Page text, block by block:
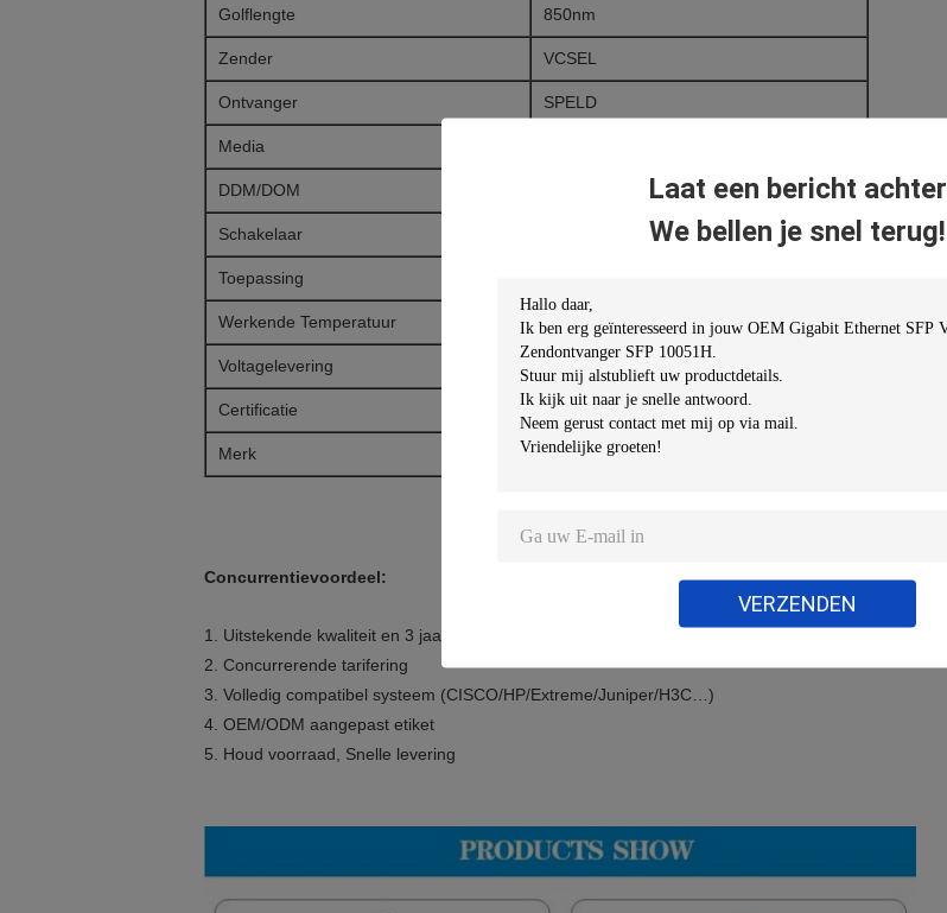
Laat een bericht achter
We bellen je snel terug!
VERZENDEN
Golflengte 850nm
Zender VCSEL
Ontvanger SPELD
Media
DDM/DOM
Schakelaar
Toepassing
Werkende Temperatuur -40℃~ +85℃
Voltagelevering 3.3V
Certificatie CE/FCC/RoHS/TUV/UL
Merk Onzijdig, OEM
Concurrentievoordeel:
1. Uitstekende kwaliteit en 3 jaar garantie
2. Concurrerende tarifering
3. Volledig compatibel systeem (CISCO/HP/Extreme/Juniper/H3C…)
4. OEM/ODM aangepast etiket
5. Houd voorraad, Snelle levering